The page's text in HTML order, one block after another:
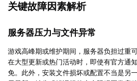
关键故障因素解析
服务器压力与文件异常
游戏高峰期或维护期间，服务器负担过重
在大型更新或热门活动时，即使有官方通
免。此外，安装文件损坏或配置不当是另